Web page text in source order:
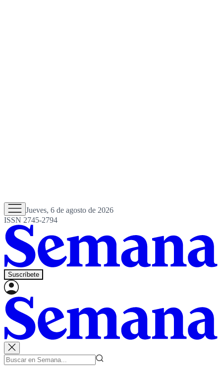
Jueves, 6 de agosto de 2026
ISSN 2745-2794
Suscríbete